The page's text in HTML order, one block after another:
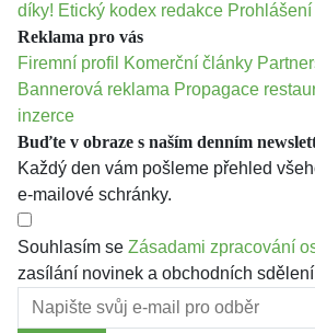
díky! Etický kodex redakce
Reklama pro vás
Firemní profil
Komerční články
Bannerová reklama Propagace
inzerce
Buďte v obraze s naším denním
Každý den vám pošleme přehled
e-mailové schránky.
Souhlasím se Zásadami zpracování
zasílání novinek a obchodních sdělení